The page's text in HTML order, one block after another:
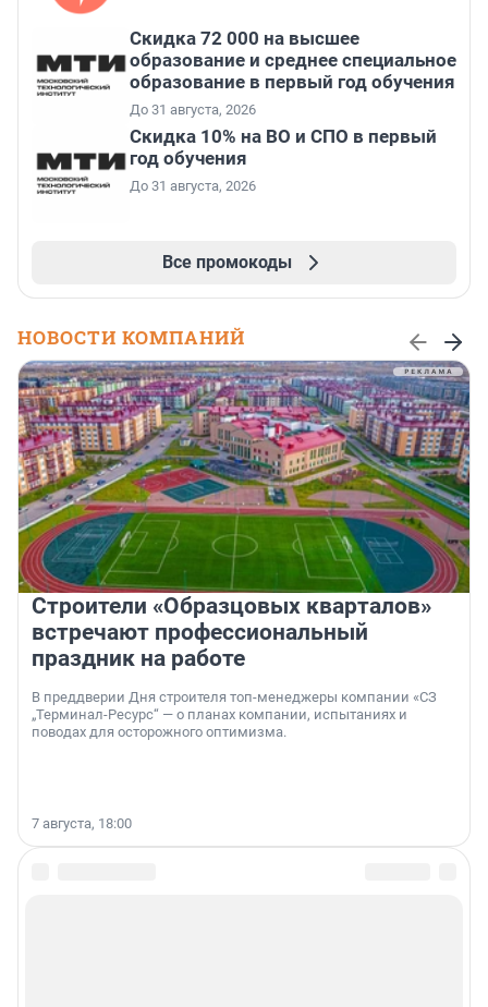
Скидка 72 000 на высшее
образование и среднее специальное
образование в первый год обучения
До 31 августа, 2026
Скидка 10% на ВО и СПО в первый
год обучения
До 31 августа, 2026
Все промокоды
НОВОСТИ КОМПАНИЙ
Строители «Образцовых кварталов»
встречают профессиональный
праздник на работе
В преддверии Дня строителя топ-менеджеры компании «СЗ
„Терминал-Ресурс“ — о планах компании, испытаниях и
поводах для осторожного оптимизма.
7 августа, 18:00